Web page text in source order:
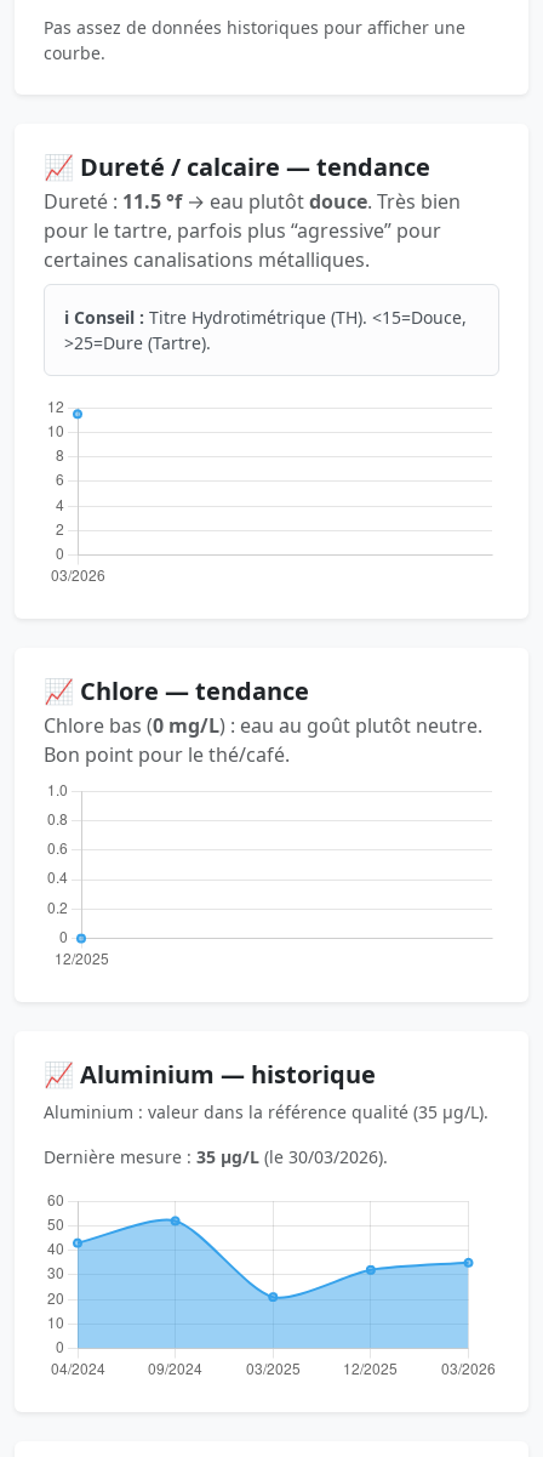
Pas assez de données historiques pour afficher une
courbe.
📈 Dureté / calcaire — tendance
Dureté : 11.5 °f→ eau plutôtdouce. Très bien
pour le tartre, parfois plus “agressive” pour
certaines canalisations métalliques.
ℹ️ Conseil : Titre Hydrotimétrique (TH). <15=Douce,
>25=Dure (Tartre).
📈 Chlore — tendance
Chlore bas (0 mg/L) : eau au goût plutôt neutre.
Bon point pour le thé/café.
📈 Aluminium — historique
Aluminium : valeur dans la référence qualité (35 µg/L).
Dernière mesure : 35 µg/L (le 30/03/2026).